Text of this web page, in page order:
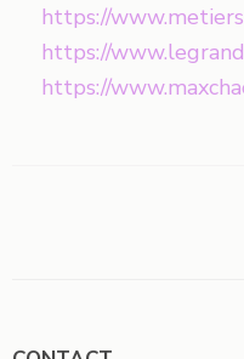
https://
https://
https://